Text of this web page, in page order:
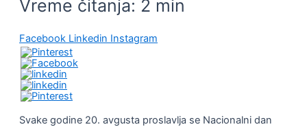
Vreme čitanja: 2 min
Facebook Linkedin Instagram
Svake godine 20. avgusta proslavlja se Nacionalni dan